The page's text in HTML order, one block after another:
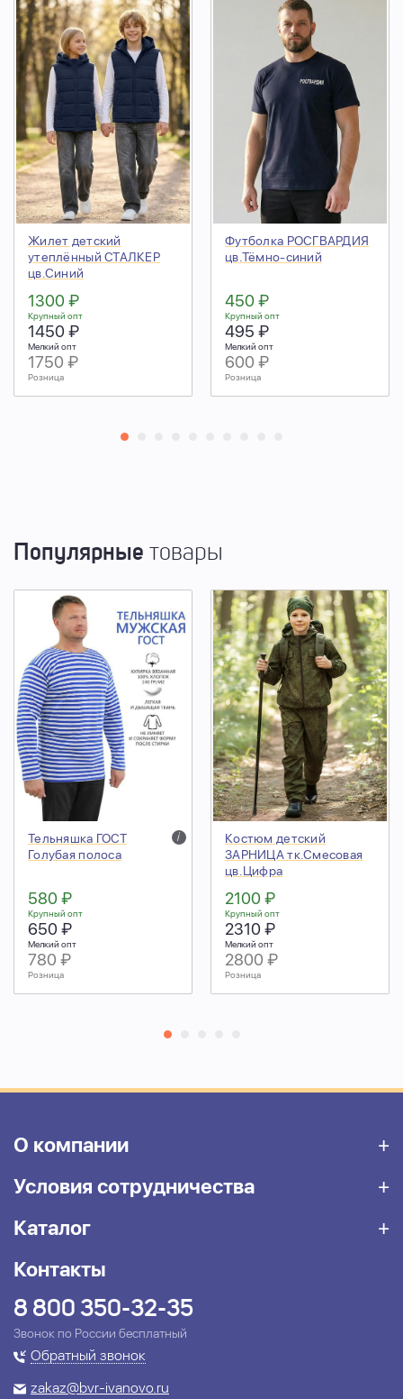
Жилет детский
утеплённый СТАЛКЕР
цв.Синий
1300 ₽
Крупный опт
1450 ₽
Мелкий опт
1750 ₽
Розница
Футболка РОСГВАРДИЯ
цв.Тёмно-синий
450 ₽
Крупный опт
495 ₽
Мелкий опт
600 ₽
Розница
Популярные товары
Тельняшка ГОСТ
Голубая полоса
i
580 ₽
Крупный опт
650 ₽
Мелкий опт
780 ₽
Розница
Костюм детский
ЗАРНИЦА тк.Смесовая
цв.Цифра
2100 ₽
Крупный опт
2310 ₽
Мелкий опт
2800 ₽
Розница
О компании
Условия сотрудничества
Каталог
Контакты
8 800 350-32-35
Звонок по России бесплатный
Обратный звонок
zakaz@bvr-ivanovo.ru